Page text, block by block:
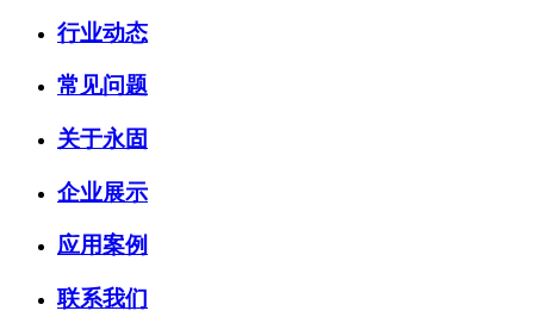
行业动态
常见问题
关于永固
企业展示
应用案例
联系我们